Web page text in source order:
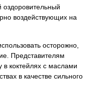
оздоровительный
воздействующих на
осторожно,
Представителям
коктейлях с маслами
в качестве сильного